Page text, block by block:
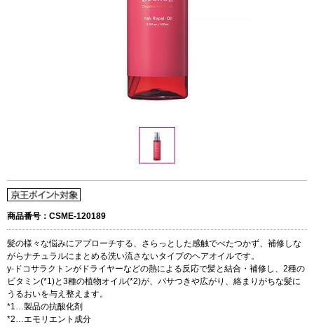
商品番号：CSME-120189
髪の様々な悩みにアプローチする、さらっとした感触でべたつかず、補修しな
がらナチュラルにまとめる洗い流さないタイプのヘアオイルです。
γ-ドコサラクトンがドライヤーなどの熱による反応で髪と結合・補修し、2種の
ビタミン(*1)と3種の植物オイル(*2)が、パサつきや広がり、絡まりがちな髪に
うるおいを与え整えます。
*1…製品の抗酸化剤
*2…エモリエント成分